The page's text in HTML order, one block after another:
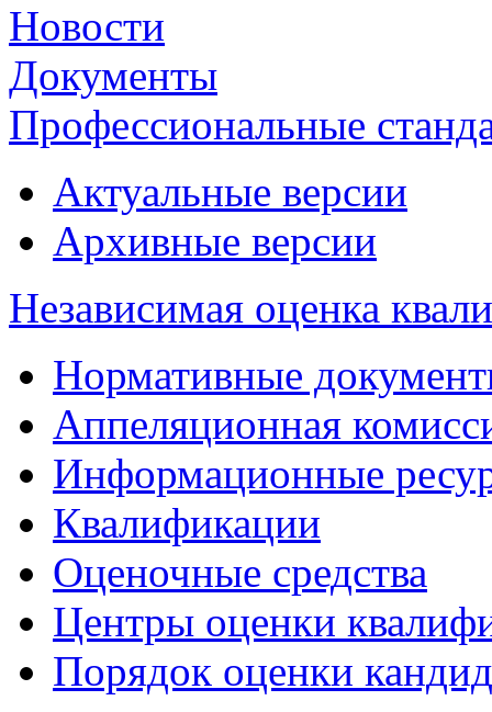
Новости
Документы
Профессиональные
Актуальные версии
Архивные версии
Независимая оценка
Нормативные
Аппеляционная
Информационные
Квалификации
Оценочные средства
Центры оценки
Порядок оценки